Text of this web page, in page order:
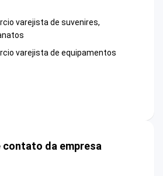
varejista de suvenires,
varejista de equipamentos
contato da empresa